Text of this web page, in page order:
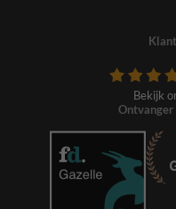
Bekijk
Ontvanger